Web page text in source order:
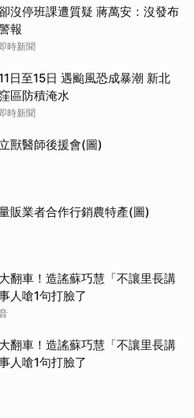
沒停班課遭質疑 蔣萬安：沒發布
報
時新聞
日至15日 遇颱風恐成暴潮 新北
區防積淹水
時新聞
獸醫師後援會(圖)
販業者合作行銷農特產(圖)
翻車！造謠蘇巧慧「不讓里長講
人嗆1句打臉了
翻車！造謠蘇巧慧「不讓里長講
人嗆1句打臉了